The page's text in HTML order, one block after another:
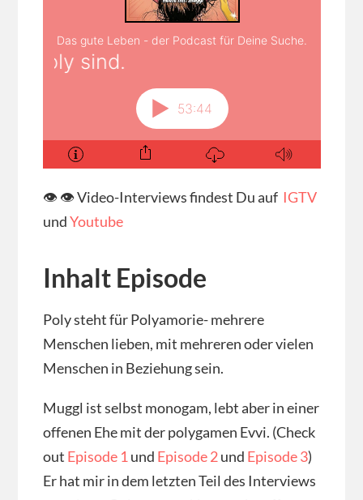
👁 👁 Video-Interviews findest Du auf IGTV
undYoutube
Inhalt Episode
Poly steht für Polyamorie- mehrere
Menschen lieben, mit mehreren oder vielen
Menschen in Beziehung sein.
Muggl ist selbst monogam, lebt aber in einer
offenen Ehe mit der polygamen Evvi. (Check
out Episode 1 und Episode 2und Episode 3)
Er hat mir in dem letzten Teil des Interviews